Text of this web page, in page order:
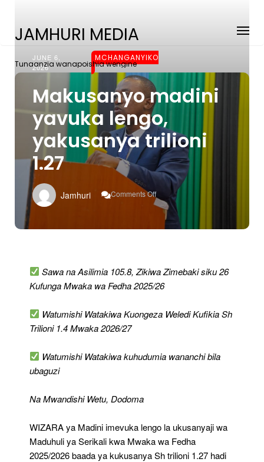
JAMHURI MEDIA
Tunaanzia wanapoishia wengine
JUNE 6,
2026
MCHANGANYIKO
Makusanyo madini
yavuka lengo,
yakusanya trilioni
1.27
Jamhuri Comments Off
Makusanyo
Madini
Yavuka
1.27
Sawa na Asilimia 105.8, Zikiwa Zimebaki siku 26
Kufunga Mwaka wa Fedha 2025/26
Watumishi Watakiwa Kuongeza Weledi Kufikia Sh
Trilioni 1.4 Mwaka 2026/27
Watumishi Watakiwa kuhudumia wananchi bila
ubaguzi
Na Mwandishi Wetu, Dodoma
WIZARA ya Madini imevuka lengo la ukusanyaji wa
Maduhuli ya Serikali kwa Mwaka wa Fedha
2025/2026 baada ya kukusanya Sh trilioni 1.27 hadi